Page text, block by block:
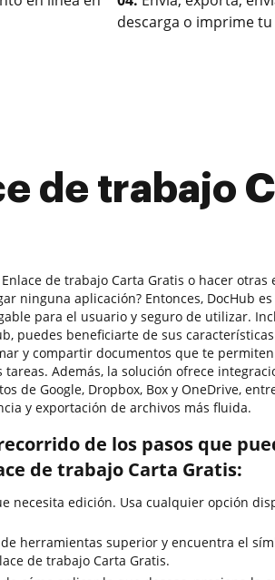
descarga o imprime
de trabajo
de trabajo Carta Gratis o hacer otras
ninguna aplicación? Entonces, DocHub
para el usuario y seguro de utilizar.
puedes beneficiarte de sus
y compartir documentos que te
Además, la solución ofrece
de Google, Dropbox, Box y OneDrive,
y exportación de archivos más fluida.
de los pasos que
de trabajo Carta Gratis:
necesita edición. Usa cualquier opción
herramientas superior y encuentra el
de trabajo Carta Gratis.